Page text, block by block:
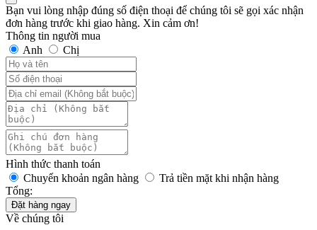
Bạn vui lòng nhập đúng số điện thoại để chúng tôi sẽ gọi xác nhận
đơn hàng trước khi giao hàng. Xin cảm ơn!
Thông tin người mua
Anh
Chị
Hình thức thanh toán
Chuyển khoản ngân hàng
Trả tiền mặt khi nhận hàng
Tổng:
Đặt hàng ngay
Về chúng tôi